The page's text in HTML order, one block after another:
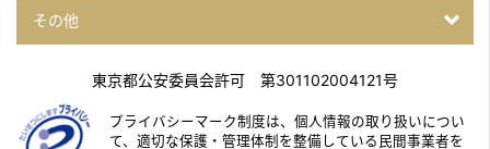
その他
東京都公安委員会許可 第301102004121号
プライバシーマーク制度は、個人情報の取り扱いについ
て、適切な保護・管理体制を整備している民間事業者を